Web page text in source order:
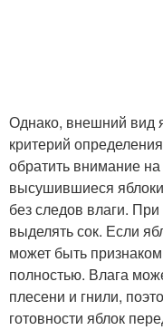
Однако, внешний вид
критерий
обратить внимание
высушившиеся
без следов влаги.
выделять сок. Если
может быть
полностью. Влага
плесени и гнили,
готовности яблок